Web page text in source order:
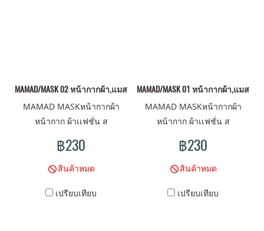
22cm x สูง 13 cm +ขนาดตอน
กางยาว 18cm x สูง 12 cm
MAMAD/MASK 02 หน้ากากผ้า,แมสผ้า,ผ้าปิดจมูก
MAMAD MASKหน้ากากผ้า
หน้ากาก ผ้าเเฟชั่น ส
ไม่เหมือนใคร มาพร้อม คุณภาพ
ผ้าเนื้อดี พร้อมปกป้องคุณ
฿230
สินค้าหมด
เปรียบเทียบ
MAMAD/MASK 01 หน้ากากผ้า,แมสผ้
MAMAD MASKหน้ากากผ้า
หน้ากาก ผ้าเเฟชั่น ส
ไม่เหมือนใคร มาพร้อม คุณภาพ
ผ้าเนื้อดี พร้อมปกป้องคุณ
฿230
สินค้าหมด
เปรียบเทียบ